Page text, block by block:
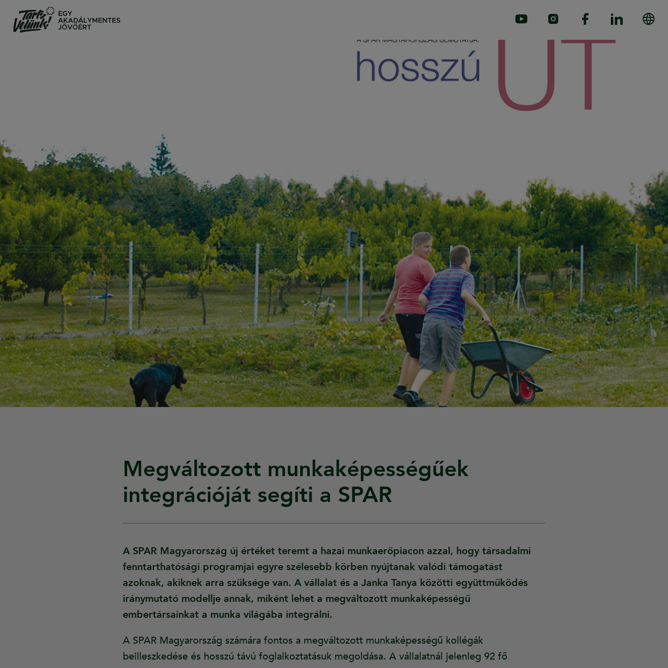
Megváltozott munkaképességűek
integrációját segíti a SPAR
A SPAR Magyarország új értéket teremt a hazai munkaerőpiacon azzal, hogy társadalmi
fenntarthatósági programjai egyre szélesebb körben nyújtanak valódi támogatást
azoknak, akiknek arra szüksége van. A vállalat és a Janka Tanya közötti együttműködés
iránymutató modellje annak, miként lehet a megváltozott munkaképességű
embertársainkat a munka világába integrálni.
A SPAR Magyarország számára fontos a megváltozott munkaképességű kollégák
beilleszkedése és hosszú távú foglalkoztatásuk megoldása. A vállalatnál jelenleg 92 fő